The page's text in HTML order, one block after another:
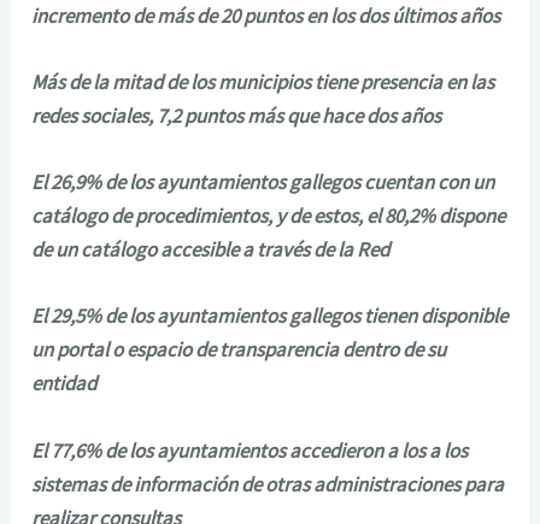
incremento de más de 20 puntos en los dos últimos años
Más de la mitad de los municipios tiene presencia en las
redes sociales, 7,2 puntos más que hace dos años
El 26,9% de los ayuntamientos gallegos cuentan con un
catálogo de procedimientos, y de estos, el 80,2% dispone
de un catálogo accesible a través de la Red
El 29,5% de los ayuntamientos gallegos tienen disponible
un portal o espacio de transparencia dentro de su
entidad
El 77,6% de los ayuntamientos accedieron a los a los
sistemas de información de otras administraciones para
realizar consultas